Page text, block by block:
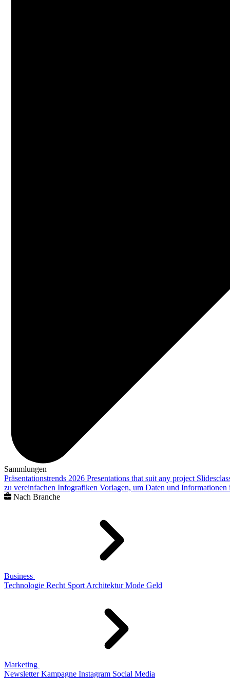
Sammlungen
Präsentationstrends 2026 Presentations that suit any project
zu vereinfachen Infografiken Vorlagen, um Daten und
Nach Branche
Business
Technologie Recht Sport Architektur Mode Geld
Marketing
Newsletter Kampagne Instagram Social Media